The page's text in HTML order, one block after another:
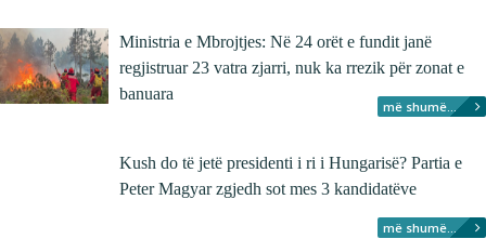
Ministria e Mbrojtjes: Në 24 orët e fundit janë
regjistruar 23 vatra zjarri, nuk ka rrezik për zonat e
banuara
më shumë...
Kush do të jetë presidenti i ri i Hungarisë? Partia e
Peter Magyar zgjedh sot mes 3 kandidatëve
më shumë...